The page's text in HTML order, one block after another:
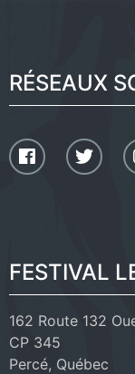
RÉSEAUX
FESTIVAL
162 Route 132
CP 345
Percé, Québec